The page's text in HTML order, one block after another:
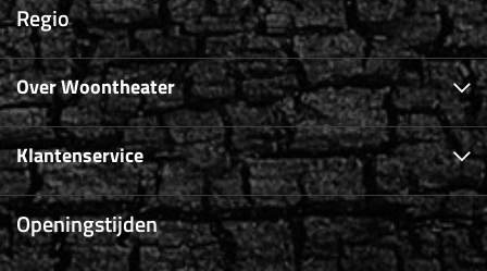
Regio
Over Woontheater
Klantenservice
Openingstijden